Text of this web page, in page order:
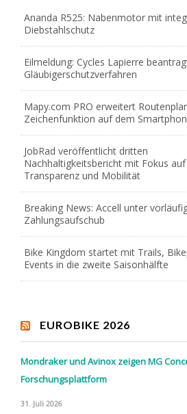
Ananda R525: Nabenmotor mit
Diebstahlschutz
Eilmeldung: Cycles Lapierre
Gläubigerschutzverfahren
Mapy.com PRO erweitert
Zeichenfunktion auf dem
JobRad veröffentlicht dritten
Nachhaltigkeitsbericht mit Fokus auf
Transparenz und Mobilität
Breaking News: Accell unter
Zahlungsaufschub
Bike Kingdom startet mit Trails,
Events in die zweite Saisonhälfte
EUROBIKE 2026
Mondraker und Avinox zeigen MG
Forschungsplattform
31. Juli 2026